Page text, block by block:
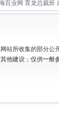
百业网 育龙总裁班
站所收集的部分公
他建议，仅供一般